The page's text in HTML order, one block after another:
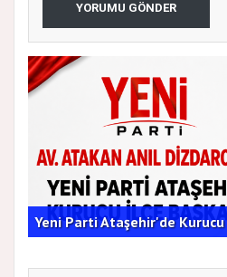
YORUMU GÖNDER
Yeni Parti Ataşehir'de